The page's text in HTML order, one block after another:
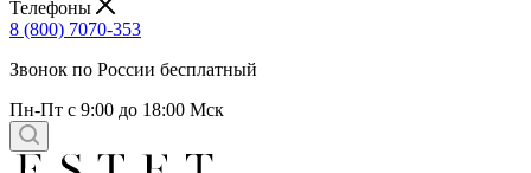
Телефоны
8 (800) 7070-353
Звонок по России бесплатный
Пн-Пт с 9:00 до 18:00 Мск